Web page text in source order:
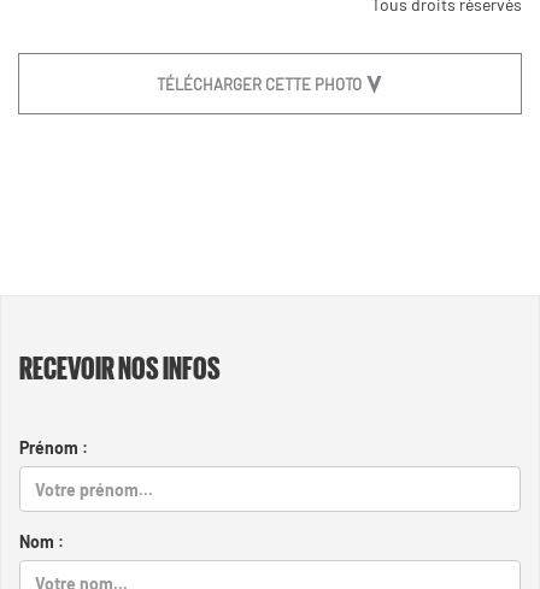
TÉLÉCHARGER CETTE PHOTO
RECEVOIR NOS INFOS
Prénom :
Nom :